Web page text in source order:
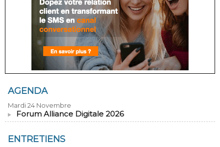
AGENDA
Mardi 24 Novembre
Forum Alliance Digitale 2026
ENTRETIENS